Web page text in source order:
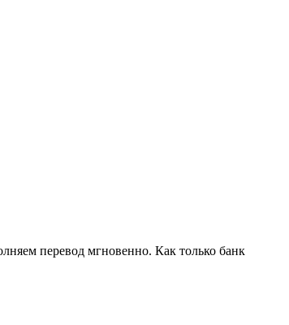
перевод мгновенно. Как только банк